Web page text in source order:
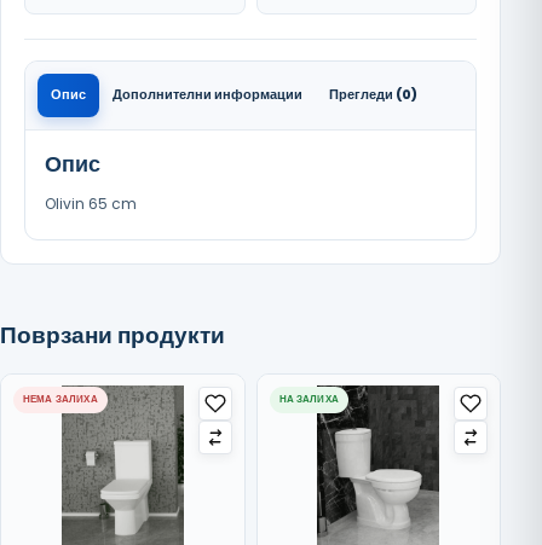
Опис Дополнителни информации Прегледи (0)
Опис
Olivin 65 cm
Поврзани продукти
НЕМА ЗАЛИХА НА ЗАЛИХА